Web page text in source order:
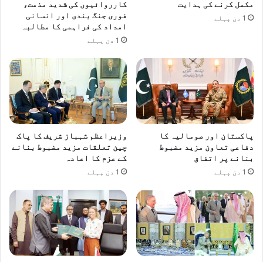
مکمل کرنے کی ہدایت
1 دن پہلے
کارروائیوں کی شدید مذمت،
فوری جنگ بندی اور انسانی
امداد کی فراہمی کا مطالبہ
1 دن پہلے
پاکستان اور صومالیہ کا
دفاعی تعاون مزید مضبوط
بنانے پر اتفاق
1 دن پہلے
وزیراعظم شہباز شریف کا پاک
چین تعلقات مزید مضبوط بنانے
کے عزم کا اعادہ
1 دن پہلے